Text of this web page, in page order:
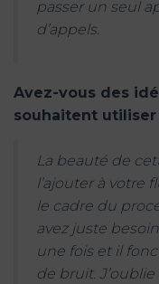
passer un seul
d’appels.
Avez-vous des
souhaitent utiliser
La beauté de
l’ajouter à votre
le cadre du
avez juste
une fois et il
de bruit.